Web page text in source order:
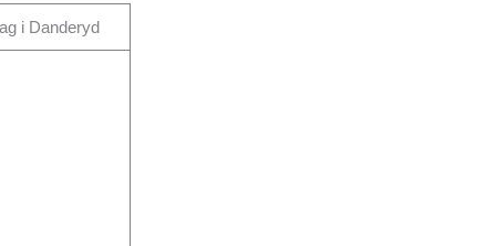
i Danderyd